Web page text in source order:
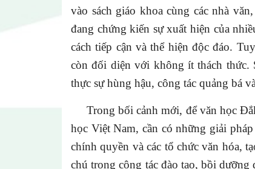
vào sách giáo khoa cùng các nhà
đang chứng kiến sự xuất hiện của
cách tiếp cận và thể hiện độc đáo.
còn đối diện với không ít thách thức.
thực sự hùng hậu, công tác quảng bá
Trong bối cảnh mới, để văn học
học Việt Nam, cần có những giải
chính quyền và các tổ chức văn hóa,
chú trọng công tác đào tạo, bồi